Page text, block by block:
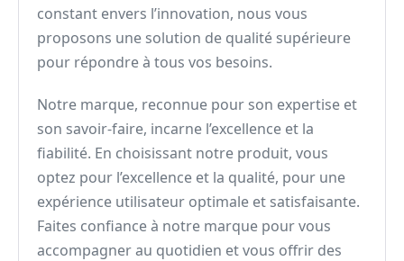
constant envers l’innovation, nous vous
proposons une solution de qualité supérieure
pour répondre à tous vos besoins.
Notre marque, reconnue pour son expertise et
son savoir-faire, incarne l’excellence et la
fiabilité. En choisissant notre produit, vous
optez pour l’excellence et la qualité, pour une
expérience utilisateur optimale et satisfaisante.
Faites confiance à notre marque pour vous
accompagner au quotidien et vous offrir des